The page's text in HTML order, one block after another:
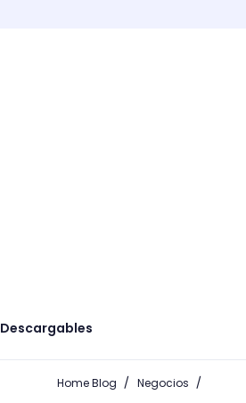
Descargables
Home Blog / Negocios /